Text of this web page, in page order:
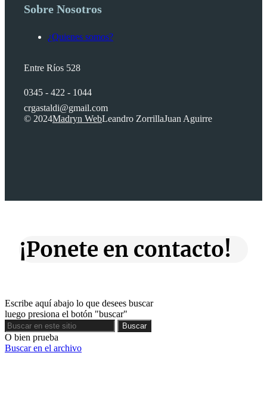
Sobre Nosotros
¿Quienes somos?
Entre Ríos 528
0345 - 422 - 1044
crgastaldi@gmail.com
© 2024Madryn WebLeandro ZorrillaJuan Aguirre
¡Ponete en contacto!
Escribe aquí abajo lo que desees buscar
luego presiona el botón "buscar"
Buscar
Buscar
O bien prueba
Buscar en el archivo